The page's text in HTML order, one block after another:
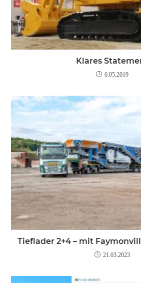
Klares
6.05.2019
Tieflader 2+4 – mit
21.03.2023